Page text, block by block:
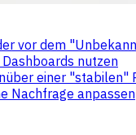
vor dem
nutzen
einer "stabilen"
Nachfrage anpassen